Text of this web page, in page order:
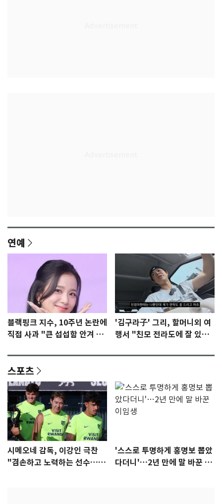
연예
블랙핑크 지수, 10주년 논란에
직접 사과 "큰 섭섭함 안겨 미
'김구라子' 그리, 할머니외 여
행서 "친모 전라도에 잘 있
스포츠
시메오네 감독, 이강인 극찬
"겸손하고 노력하는 선수…좋
'스스로 투명하게 홍명보 뽑았
다더니'…2년 만에 말 바꾼 이